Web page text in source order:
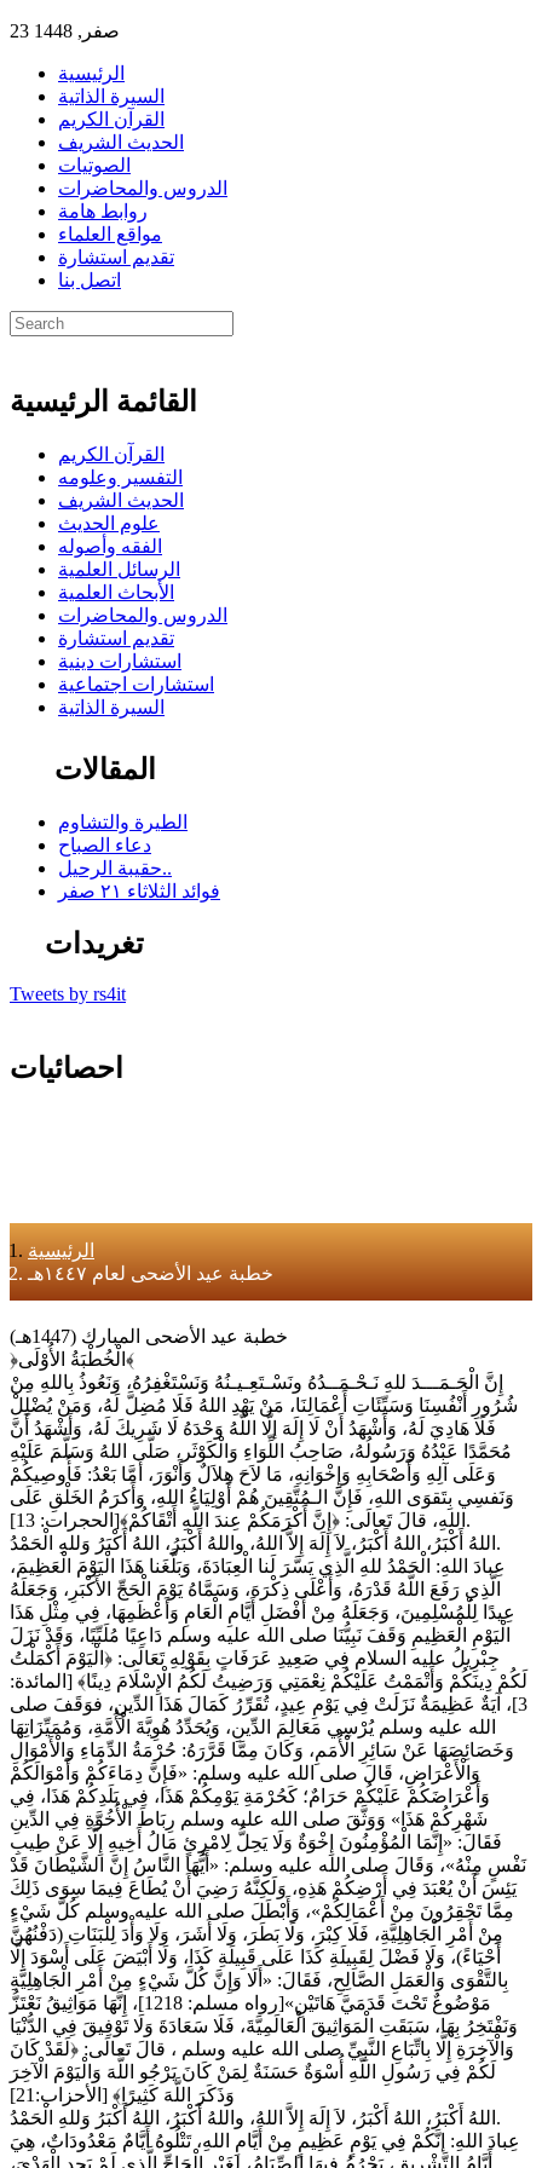
23 صفر, 1448
الرئيسية
السيرة الذاتية
القرآن الكريم
الحديث الشريف
الصوتيات
الدروس والمحاضرات
روابط هامة
مواقع العلماء
تقديم استشارة
اتصل بنا
القائمة الرئيسية
القرآن الكريم
التفسير وعلومه
الحديث الشريف
علوم الحديث
الفقه وأصوله
الرسائل العلمية
الأبحاث العلمية
الدروس والمحاضرات
تقديم استشارة
استشارات دينية
استشارات اجتماعية
السيرة الذاتية
المقالات
الطيرة والتشاوم
دعاء الصباح
حقيبة الرحيل..
فوائد الثلاثاء ٢١ صفر
تغريدات
Tweets by rs4it
احصائيات
الرئيسية
خطبة عيد الأضحى لعام ١٤٤٧هـ
خطبة عيد الأضحى المبارك (1447هـ)
﴿الْخُطْبَةُ الأُوْلَى﴾
إِنَّ الْحَـمَـــدَ للهِ نَـحْـمَــدُهُ ونَسْـتَعِـيـنُهُ وَنَسْتَغْفِرُهُ، وَنَعُوذُ بِاللهِ مِنْ
شُرُورِ أَنْفُسِنَا وَسَيِّئَاتِ أَعْمَالِنَا، مَنْ يَهْدِ اللهُ فَلَا مُضِلَّ لَهُ، وَمَنْ يُضْلِلْ
فَلَا هَادِيَ لَهُ، وَأَشْهَدُ أَنْ لَا إِلَهَ إلَّا اللَّهُ وَحْدَهُ لَا شَرِيكَ لَهُ، وَأَشْهَدُ أَنَّ
مُحَمَّدًا عَبْدُهُ وَرَسُولُهُ، صَاحِبُ اللِّوَاءِ وَالْكَوْثَر، صَلَّى اللهُ وَسَلَّمَ عَلَيْهِ
وَعَلَى آلِهِ وَأَصْحَابِهِ وَإِخْوَانِهِ، مَا لاَحَ هِلاَلٌ وَأَنْوَرَ، أَمَّا بَعْدُ: فَأُوصِيكُمْ
وَنَفسِي بِتَقوَى اللهِ، فَإِنَّ الـمُتَّقِينَ هُمْ أَوْلِيَاءُ اللهِ، وَأَكرَمُ الخَلْقِ عَلَى
اللهِ، قالَ تَعالَى: ﴿إِنَّ أَكْرَمَكُمْ عِندَ اللَّهِ أَتْقَاكُمْ﴾[الحجرات: 13].
اللهُ أَكْبَرُ، اللهُ أَكْبَرُ، لاَ إِلَهَ إِلاَّ اللهُ، واللهُ أَكْبَرُ، اللهُ أَكْبَرُ وَللهِ الْحَمْدُ.
عِبادَ اللهِ: الْحَمْدُ للهِ الَّذِي يَسَّرَ لَنا الْعِبَادَةَ، وَبَلَّغَنا هَذَا الْيَوْمَ الْعَظِيمَ،
الَّذِي رَفَعَ اللَّهُ قَدْرَهُ، وَأَعْلَى ذِكْرَهَ، وَسَمَّاهُ يَوْمَ الْحَجِّ الأَكْبَرِ، وَجَعَلَهُ
عِيدًا لِلْمُسْلِمِينَ، وَجَعَلَهُ مِنْ أَفْضَلِ أَيَّامِ الْعَامِ وَأَعْظَمِهَا، فِي مِثْلِ هَذَا
الْيَوْمِ الْعَظِيمِ وَقَفَ نَبِيُّنَا صلى الله عليه وسلم دَاعِيًا مُلَبِّيًا، وَقَدْ نَزَلَ
جِبْرِيلُ عليه السلام فِي صَعِيدِ عَرَفَاتٍ بِقَوْلِهِ تَعَالَى: ﴿الْيَوْمَ أَكْمَلْتُ
لَكُمْ دِينَكُمْ وَأَتْمَمْتُ عَلَيْكُمْ نِعْمَتِي وَرَضِيتُ لَكُمُ الْإِسْلَامَ دِينًا﴾ [المائدة:
3]، آيَةٌ عَظِيمَةٌ نَزَلَتْ فِي يَوْمِ عِيدٍ، تُقَرِّرُ كَمَالَ هَذَا الدِّينِ، فوَقَفَ صلى
الله عليه وسلم يُرْسِي مَعَالِمَ الدِّينِ، وَيُحَدِّدُ هُوِيَّةَ الْأُمَّةِ، وَمُمَيِّزَاتِهَا
وَخَصَائِصَهَا عَنْ سَائِرِ الْأُمَمِ، وَكَانَ مِمَّا قَرَّرَهُ: حُرْمَةُ الدِّمَاءِ وَالْأَمْوَالِ
وَالْأَعْرَاضِ، قَالَ صلى الله عليه وسلم: «فَإِنَّ دِمَاءَكُمْ وَأَمْوَالَكُمْ
وَأَعْرَاضَكُمْ عَلَيْكُمْ حَرَامٌ؛ كَحُرْمَةِ يَوْمِكُمْ هَذَا، فِي بَلَدِكُمْ هَذَا، فِي
شَهْرِكُمْ هَذَا» وَوَثَّقَ صلى الله عليه وسلم رِبَاطَ الْأُخُوَّةِ فِي الدِّينِ
فَقَالَ: «إِنَّمَا الْمُؤْمِنُونَ إِخْوَةٌ وَلَا يَحِلُّ لِامْرِئٍ مَالُ أَخِيهِ إِلَّا عَنْ طِيبِ
نَفْسٍ مِنْهُ»، وَقَالَ صلى الله عليه وسلم: «أَيُّهَا النَّاسُ إِنَّ الشَّيْطَانَ قَدْ
يَئِسَ أَنْ يُعْبَدَ فِي أَرْضِكُمْ هَذِهِ، وَلَكِنَّهُ رَضِيَ أَنْ يُطَاعَ فِيمَا سِوَى ذَلِكَ
مِمَّا تَحْقِرُونَ مِنْ أَعْمَالِكُمْ»، وَأَبْطَلَ صلى الله عليه وسلم كُلَّ شَيْءٍ
مِنْ أَمْرِ الْجَاهِلِيَّةِ، فَلَا كِبْرَ، وَلَا بَطَرَ، وَلَا أَشَرَ، وَلَا وَأْدَ لِلْبَنَاتِ (دَفْنُهُنَّ
أَحْيَاءً)، وَلَا فَضْلَ لِقَبِيلَةِ كَذَا عَلَى قَبِيلَةِ كَذَا، وَلَا أَبْيَضَ عَلَى أَسْوَدَ إِلَّا
بِالتَّقْوَى وَالْعَمَلِ الصَّالِحِ، فَقَالَ: «أَلَا وَإِنَّ كُلَّ شَيْءٍ مِنْ أَمْرِ الْجَاهِلِيَّةِ
مَوْضُوعٌ تَحْتَ قَدَمَيَّ هَاتَيْنِ»[رواه مسلم: 1218]، إِنَّهَا مَوَاثِيقُ نَعْتَزُّ
وَنَفْتَخِرُ بِهَا، سَبَقَتِ الْمَوَاثِيقَ الْعَالَمِيَّةَ، فَلَا سَعَادَةَ وَلَا تَوْفِيقَ فِي الدُّنْيَا
وَالْآخِرَةِ إِلَّا بِاتِّبَاعِ النَّبِيِّ صلى الله عليه وسلم ، قالَ تَعالَى: ﴿لَقَدْ كَانَ
لَكُمْ فِي رَسُولِ اللَّهِ أُسْوَةٌ حَسَنَةٌ لِمَنْ كَانَ يَرْجُو اللَّهَ وَالْيَوْمَ الْآخِرَ
وَذَكَرَ اللَّهَ كَثِيرًا﴾ [الأحزاب:21]
اللهُ أَكْبَرُ، اللهُ أَكْبَرُ، لاَ إِلَهَ إِلاَّ اللهُ، واللهُ أَكْبَرُ، اللهُ أَكْبَرُ وَللهِ الْحَمْدُ.
عِبادَ اللهِ: إنَّكُمْ فِي يَوْمٍ عَظِيمٍ مِنْ أَيَّامِ اللهِ، تَتْلُوهُ أَيَّامٌ مَعْدُودَاتٌ، هِيَ